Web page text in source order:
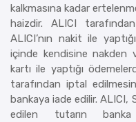
kalkmasına kadar
haizdir. ALICI
ALICI’nın nakit ile
içinde kendisine nakden
kartı ile yaptığı
tarafından iptal
bankaya iade edilir. ALICI,
edilen tutarın